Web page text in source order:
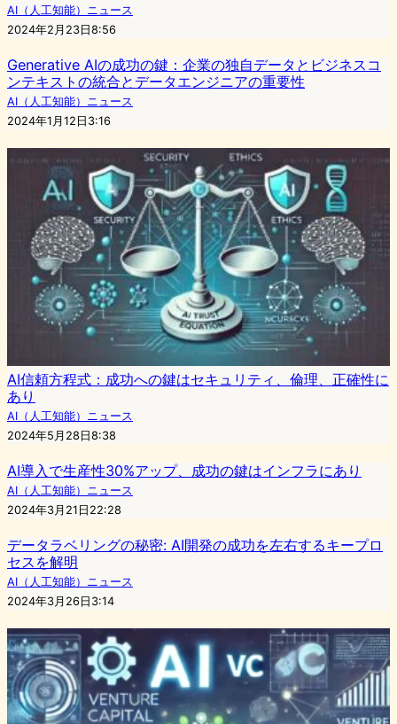
AI（人工知能）ニュース
2024年2月23日8:56
Generative AIの成功の鍵：企業の独自データとビジネスコ
ンテキストの統合とデータエンジニアの重要性
AI（人工知能）ニュース
2024年1月12日3:16
AI信頼方程式：成功への鍵はセキュリティ、倫理、正確性に
あり
AI（人工知能）ニュース
2024年5月28日8:38
AI導入で生産性30%アップ、成功の鍵はインフラにあり
AI（人工知能）ニュース
2024年3月21日22:28
データラベリングの秘密: AI開発の成功を左右するキープロ
セスを解明
AI（人工知能）ニュース
2024年3月26日3:14